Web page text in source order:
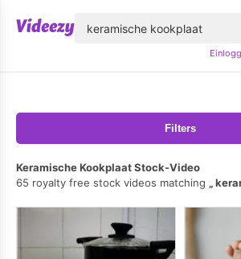
Filters
Keramische Kookplaat Stock-Video
65 royalty free stock videos matching